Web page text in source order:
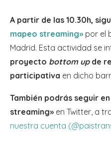
A partir de las 10.30h,
mapeo streaming» por el
Madrid. Esta actividad se
proyecto bottom upde
participativa en dicho
También podrás seguir
streaming» en Twitter, a
nuestra cuenta